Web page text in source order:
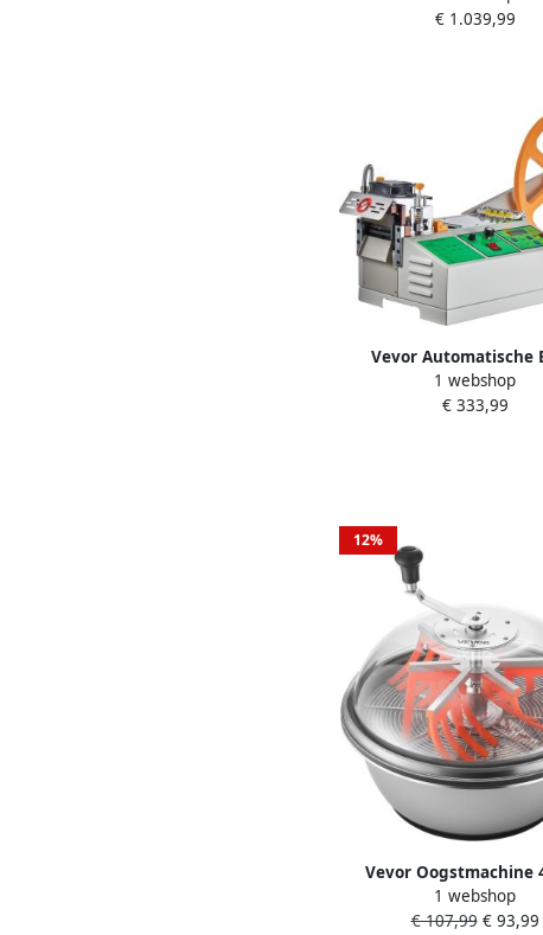
Kneedmachine 18 7L
€ 1.039,99
Vevor Automatische
Snijmachine Warm
Snijder Schoenveter
1 webshop
€ 333,99
12%
Vevor Oogstmachine
Handmatige
Roestvrijstalen
1 webshop
€ 107,99€ 93,99